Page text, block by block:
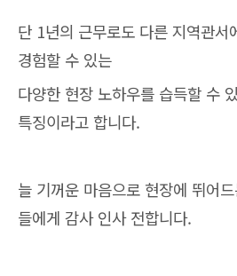
단 1년의 근무로도 다른 지역관서
경험할 수 있는
다양한 현장 노하우를 습득할 수
특징이라고 합니다.
늘 기꺼운 마음으로 현장에 뛰어
들에게 감사 인사 전합니다.